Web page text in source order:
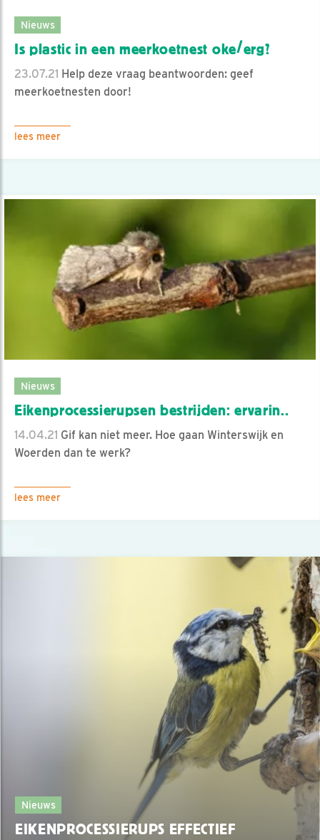
Nieuws
Is plastic in een meerkoetnest oke/erg?
23.07.21 Help deze vraag beantwoorden: geef
meerkoetnesten door!
lees meer
Nieuws
Eikenprocessierupsen bestrijden: ervarin..
14.04.21 Gif kan niet meer. Hoe gaan Winterswijk en
Woerden dan te werk?
lees meer
Nieuws
EIKENPROCESSIERUPS EFFECTIEF